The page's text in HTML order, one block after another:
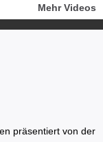
Mehr Videos
präsentiert von der